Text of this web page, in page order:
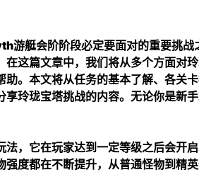
游艇会阶阶段必定要面对的重要挑
这篇文章中，我们将从多个方面对
。本文将从任务的基本了解、各关
玲珑宝塔挑战的内容。无论你是新
，它在玩家达到一定等级之后会开
度都在不断提升，从普通怪物到精